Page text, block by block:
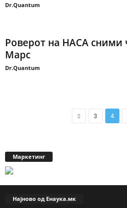
Dr.Quantum
Роверот на НАСА сними
Марс
Dr.Quantum
3 4
Маркетинг
Најново од Енаука.мк